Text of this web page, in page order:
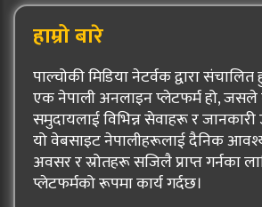
हाम्रो बारे
पाल्चोकी मिडिया नेटर्वक द्वारा
एक नेपाली अनलाइन प्लेटफर्म हो, जसले
समुदायलाई विभिन्न सेवाहरू र
यो वेबसाइट नेपालीहरूलाई दैनिक
अवसर र स्रोतहरू सजिलै प्राप्त गर्नका
प्लेटफर्मको रूपमा कार्य गर्दछ।